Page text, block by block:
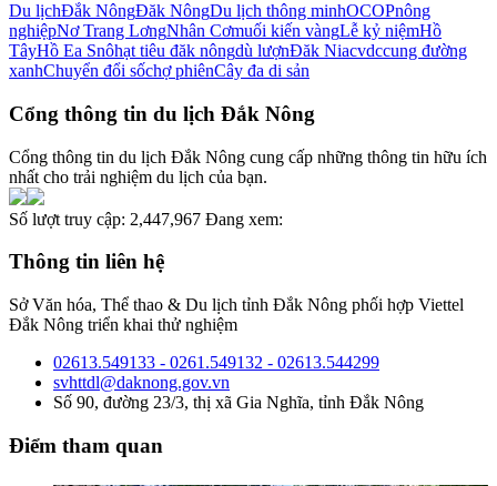
Du lịchĐắk NôngĐăk NôngDu lịch thông minhOCOPnông
nghiệpNơ Trang LơngNhân Cơmuối kiến vàngLễ kỷ niệmHồ
TâyHồ Ea Snôhạt tiêu đăk nôngdù lượnĐăk Niacvdccung đường
xanhChuyển đổi sốchợ phiênCây đa di sản
Cổng thông tin du lịch Đắk Nông
Cổng thông tin du lịch Đắk Nông cung cấp những thông tin hữu ích
nhất cho trải nghiệm du lịch của bạn.
Số lượt truy cập: 2,447,967 Đang xem:
Thông tin liên hệ
Sở Văn hóa, Thể thao & Du lịch tỉnh Đắk Nông phối hợp Viettel
Đắk Nông triển khai thử nghiệm
02613.549133 - 0261.549132 - 02613.544299
svhttdl@daknong.gov.vn
Số 90, đường 23/3, thị xã Gia Nghĩa, tỉnh Đắk Nông
Điểm tham quan